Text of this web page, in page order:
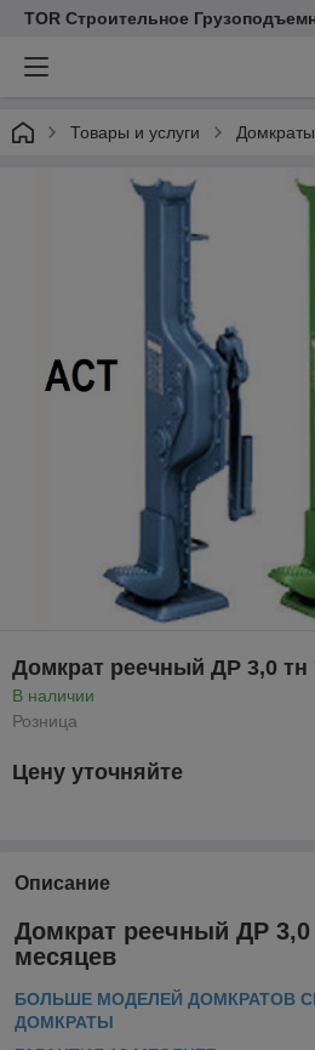
TOR Строительное
Товары и услуги Домкраты
Домкрат реечный ДР 3,0 тн
В наличии
Розница
Цену уточняйте
Описание
Домкрат реечный ДР
месяцев
БОЛЬШЕ МОДЕЛЕЙ ДОМКРАТОВ
ДОМКРАТЫ